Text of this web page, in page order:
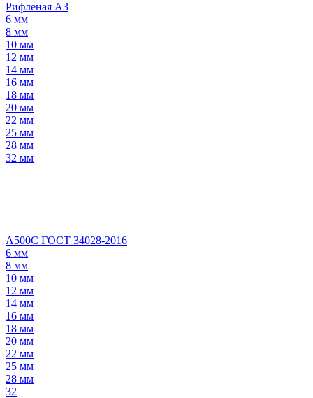
Рифленая А3
6 мм
8 мм
10 мм
12 мм
14 мм
16 мм
18 мм
20 мм
22 мм
25 мм
28 мм
32 мм
А500С ГОСТ 34028-2016
6 мм
8 мм
10 мм
12 мм
14 мм
16 мм
18 мм
20 мм
22 мм
25 мм
28 мм
32